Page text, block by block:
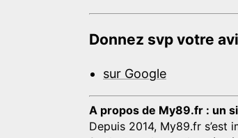
Donnez svp votre
sur Google
A propos de My89.fr : un
Depuis 2014, My89.fr